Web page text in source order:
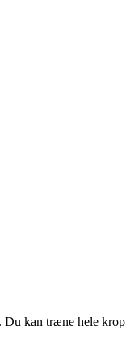
kan træne hele